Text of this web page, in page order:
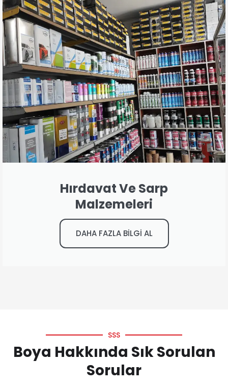
Hırdavat Ve Sarp
Malzemeleri
DAHA FAZLA BİLGİ AL
SSS
Boya Hakkında Sık Sorulan
Sorular